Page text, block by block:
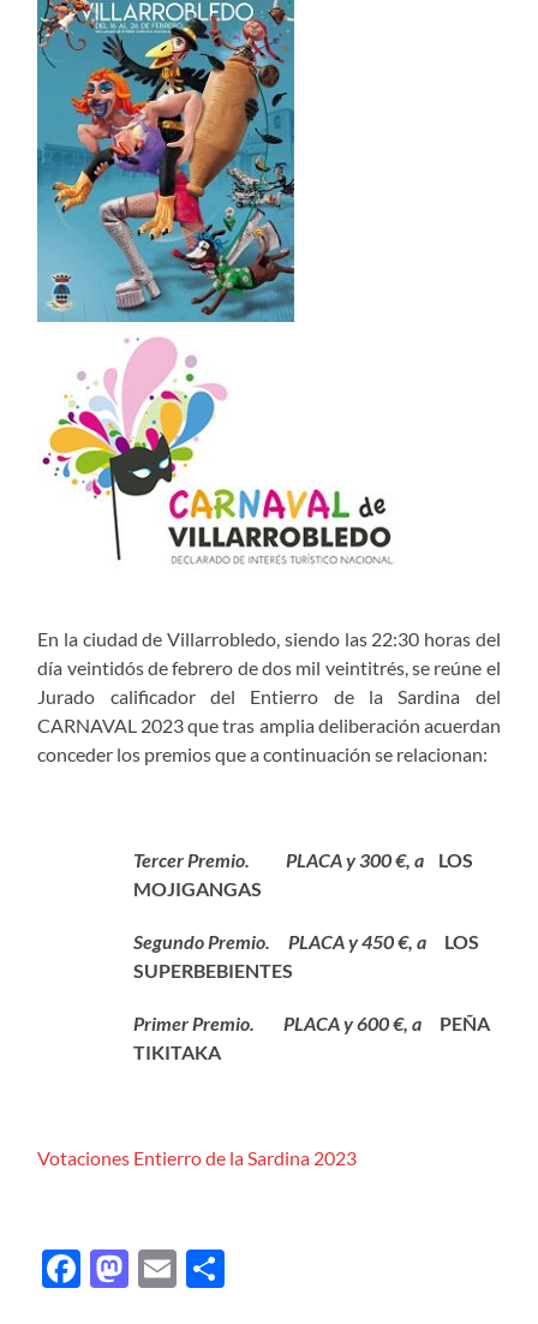
En la ciudad de Villarrobledo, siendo las 22:30 horas del
día veintidós de febrero de dos mil veintitrés, se reúne el
Jurado calificador del Entierro de la Sardina del
CARNAVAL 2023 que tras amplia deliberación acuerdan
conceder los premios que a continuación se relacionan:
Tercer Premio. PLACA y 300 €, a
LOS
MOJIGANGAS
Segundo Premio. PLACA y 450 €, a LOS
SUPERBEBIENTES
Primer Premio. PLACA y 600 €, a PEÑA
TIKITAKA
Votaciones Entierro de la Sardina 2023
Facebook
Mastodon
Email